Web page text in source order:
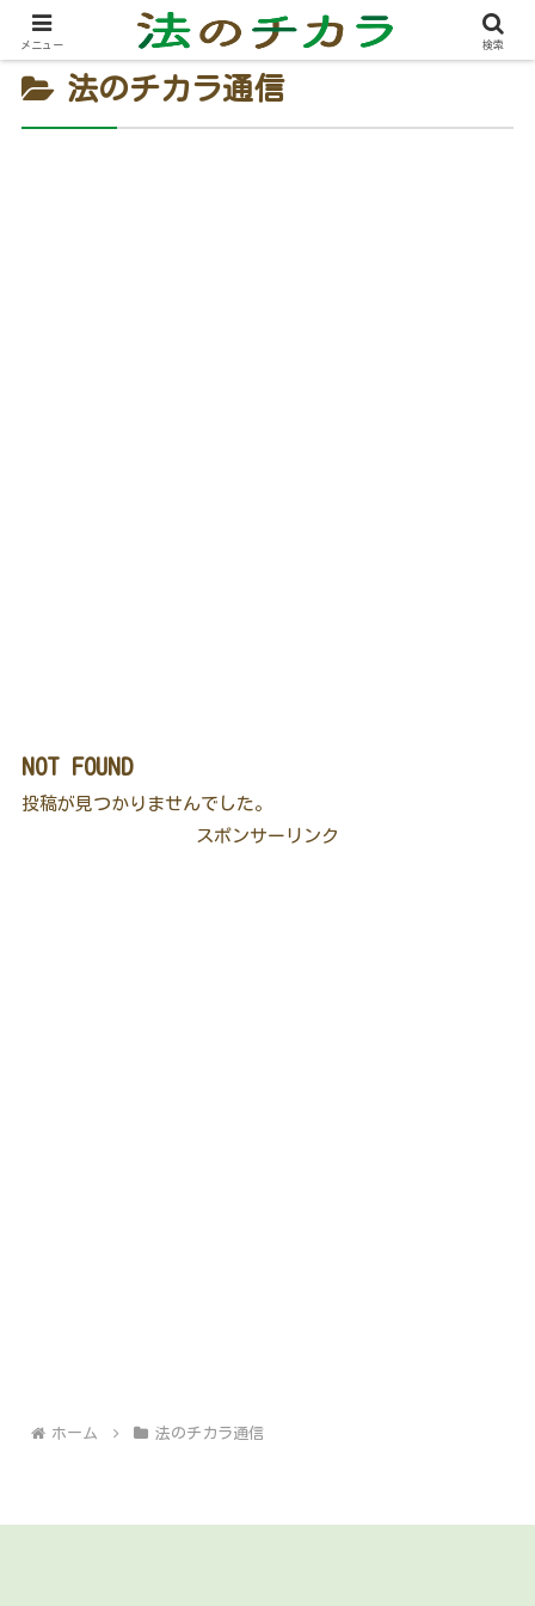
法のチカラ通信
NOT FOUND
投稿が見つかりませんでした。
スポンサーリンク
ホーム 法のチカラ通信
メニュー 検索